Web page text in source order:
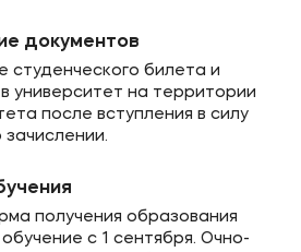
документов
студенческого билета и
университет на территории
после вступления в силу
зачислении.
получения образования
с 1 сентября. Очно-